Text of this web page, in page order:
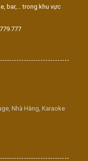
bar,... trong khu vực
Nhà Hàng, Karaoke